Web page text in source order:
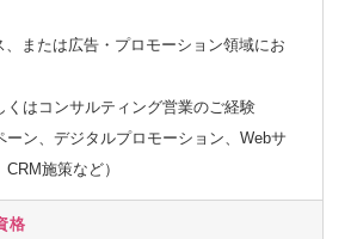
、または広告・プロモーション領域にお
くはコンサルティング営業のご経験
ーン、デジタルプロモーション、Webサ
施策など）
格